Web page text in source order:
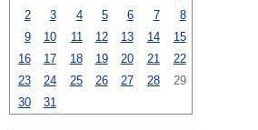
2
3 4 5 6 7
8
9
10 11 12 13 14
15
16
17 18 19 20 21
22
23
24 25 26 27 28
29
30
31